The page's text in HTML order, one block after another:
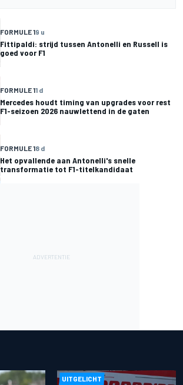
FORMULE 19 u
Fittipaldi: strijd tussen Antonelli en Russell is
goed voor F1
FORMULE 11 d
Mercedes houdt timing van upgrades voor rest
F1-seizoen 2026 nauwlettend in de gaten
FORMULE 18 d
Het opvallende aan Antonelli's snelle
transformatie tot F1-titelkandidaat
UITGELICHT